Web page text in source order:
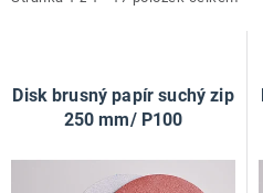
Podmínky ochrany osobních
Reklamace zboží
Bezpečnost
r
d
p
o
Disk brusný papír suchý zip
250 mm/ P100